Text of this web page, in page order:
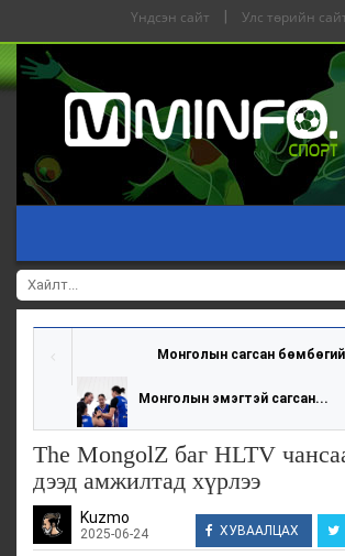
Үндсэн сайт Улс төрийн
Монголын сагсан
Монголын эмэгтэй сагсан...
The MongolZ баг HLTV
дээд амжилтад хүрлээ
Kuzmo
2025-06-24 ХУВААЛЦАХ